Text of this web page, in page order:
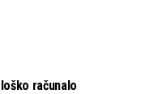
računalo